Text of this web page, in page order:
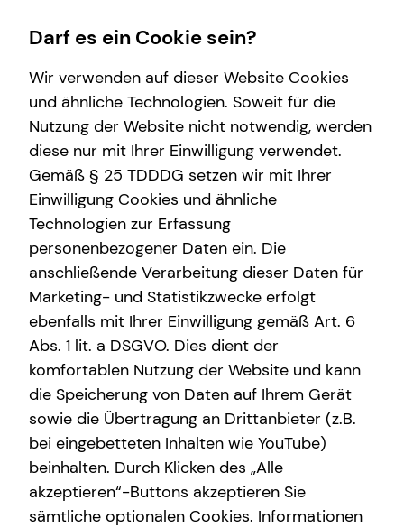
Wissenswertes
Über mich
Über tecis
Podcast
teamzukunft
Service
Kundenportal
Schadenabwicklung
Finanzberatung
Videoberatung
Spezialisten-Netzwerk
Private Krankenvorsorge
Immobilienfinanzierung
Betriebliche Altersvorsorge
Investment
Kapitalanlage Immobilien
Altersvorsorge
Gewerbliche Versicherungen
Arbeitskraftabsicherung
Karriere-Infos
Karrierechancen
Initiativbewerbung
Kamera läuft. Beratung auch.
Darf es ein Cookie sein?
Wir verwenden auf dieser Website Cookies
und ähnliche Technologien. Soweit für die
Nutzung der Website nicht notwendig, werden
diese nur mit Ihrer Einwilligung verwendet.
Gemäß § 25 TDDDG setzen wir mit Ihrer
Einwilligung Cookies und ähnliche
Technologien zur Erfassung
personenbezogener Daten ein. Die
anschließende Verarbeitung dieser Daten für
Marketing- und Statistikzwecke erfolgt
ebenfalls mit Ihrer Einwilligung gemäß Art. 6
Abs. 1 lit. a DSGVO. Dies dient der
komfortablen Nutzung der Website und kann
die Speicherung von Daten auf Ihrem Gerät
sowie die Übertragung an Drittanbieter (z.B.
bei eingebetteten Inhalten wie YouTube)
beinhalten. Durch Klicken des „Alle
akzeptieren“-Buttons akzeptieren Sie
sämtliche optionalen Cookies. Informationen